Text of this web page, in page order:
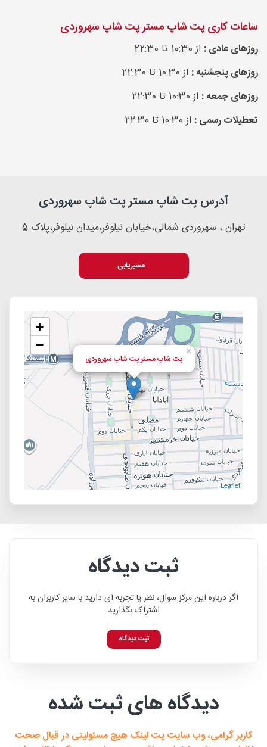
ساعات کاری پت شاپ مستر پت شاپ سهروردی
روزهای عادی : از 10:30 تا 22:30
روزهای پنجشنبه : از 10:30 تا 22:30
روزهای جمعه : از 10:30 تا 22:30
تعطیلات رسمی : از 10:30 تا 22:30
آدرس پت شاپ مستر پت شاپ سهروردی
تهران ، سهروردی شمالی،خیابان نیلوفر،میدان نیلوفر،پلاک 5
مسیریابی
پت شاپ مستر پت شاپ سهروردی
×
+
−
Leaflet
ثبت دیدگاه
اگر درباره این مرکز سوال، نظر یا تجربه ای دارید با سایر کاربران به
اشتراک بگذارید
ثبت دیدگاه
دیدگاه های ثبت شده
کاربر گرامی، وب سایت پت لینک هیچ مسئولیتی در قبال صحت